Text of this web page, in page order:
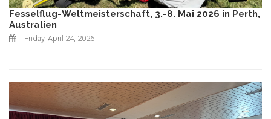
Fesselflug-Weltmeisterschaft, 3.-8. Mai 2026 in Perth,
Australien
Friday, April 24, 2026